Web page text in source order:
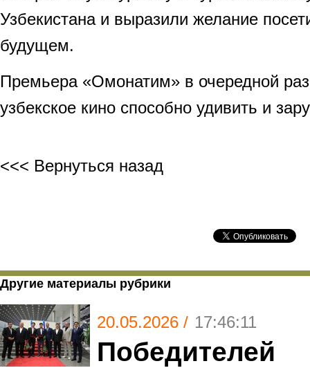
Узбекистана и выразили желание
будущем.
Премьера «Омонатим» в очередной
узбекское кино способно удивить и
<<< Вернуться назад
Другие материалы рубрики
20.05.2026 / 17:46:11
Победителей